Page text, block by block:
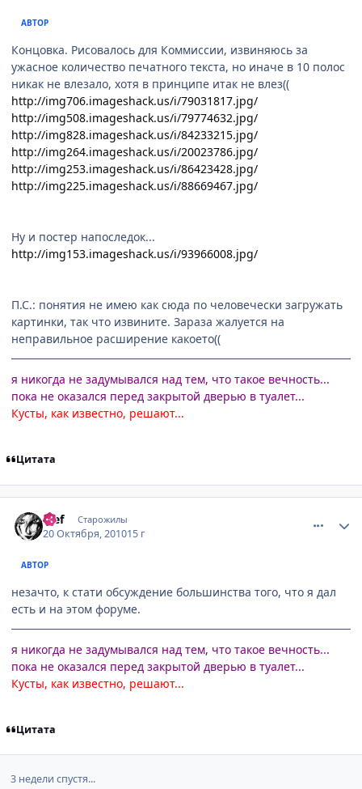
АВТОР
Концовка. Рисовалось для Коммиссии, извиняюсь за
ужасное количество печатного текста, но иначе в 10 полос
никак не влезало, хотя в принципе итак не влез((
http://img706.imageshack.us/i/79031817.jpg/
http://img508.imageshack.us/i/79774632.jpg/
http://img828.imageshack.us/i/84233215.jpg/
http://img264.imageshack.us/i/20023786.jpg/
http://img253.imageshack.us/i/86423428.jpg/
http://img225.imageshack.us/i/88669467.jpg/
Ну и постер напоследок...
http://img153.imageshack.us/i/93966008.jpg/
П.С.: понятия не имею как сюда по человечески загружать
картинки, так что извините. Зараза жалуется на
неправильное расширение какоето((
я никогда не задумывался над тем, что такое вечность...
пока не оказался перед закрытой дверью в туалет...
Кусты, как известно, решают...
Цитата
ђief Старожилы
20 Октября, 201015 г
АВТОР
незачто, к стати обсуждение большинства того, что я дал
есть и на этом форуме.
я никогда не задумывался над тем, что такое вечность...
пока не оказался перед закрытой дверью в туалет...
Кусты, как известно, решают...
Цитата
3 недели спустя...